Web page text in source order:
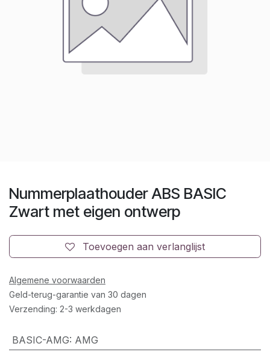
Nummerplaathouder ABS BASIC
Zwart met eigen ontwerp
Toevoegen aan verlanglijst
Algemene voorwaarden
Geld-terug-garantie van 30 dagen
Verzending: 2-3 werkdagen
BASIC-AMG: AMG